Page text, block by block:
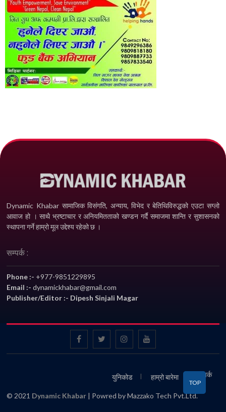
Dynamic Khabar सामाजिक विसंगति, अन्याय, विभेद­ र बेतिथिविरुद्धको एउटा सग्लो
आवाज हो । साथै भ्रष्टाचार र अनियमितताको खण्डन गर्दै समाजमा शान्ति र सुशासनको
स्थापना गर्ने हाम्रो मूल उद्देश्य रहेको छ ।
सम्पर्क :
Phone :- +977-9851229895
Email :-dynamickhabar@gmail.com
Publisher/Editor :- Dipesh Sinjali Magar
युनिकोड हाम्रो बारेमा सम्पर्क
© 2021 Dynamic Khabar | Powred by Mazzako Tech Pvt.Ltd.
TOP